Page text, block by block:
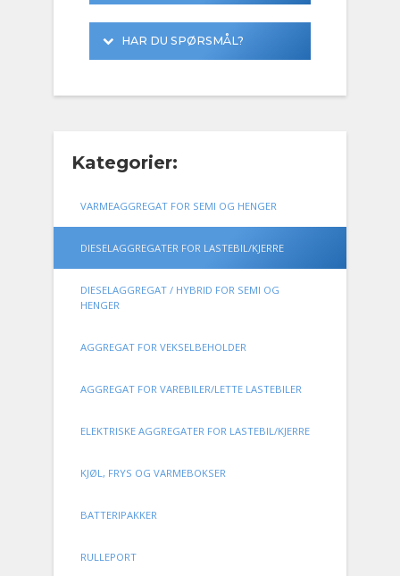
Kategorier:
VARMEAGGREGAT FOR SEMI OG HENGER
DIESELAGGREGATER FOR LASTEBIL/KJERRE
DIESELAGGREGAT / HYBRID FOR SEMI OG
HENGER
AGGREGAT FOR VEKSELBEHOLDER
AGGREGAT FOR VAREBILER/LETTE LASTEBILER
ELEKTRISKE AGGREGATER FOR LASTEBIL/KJERRE
KJØL, FRYS OG VARMEBOKSER
BATTERIPAKKER
RULLEPORT
HAR DU SPØRSMÅL?